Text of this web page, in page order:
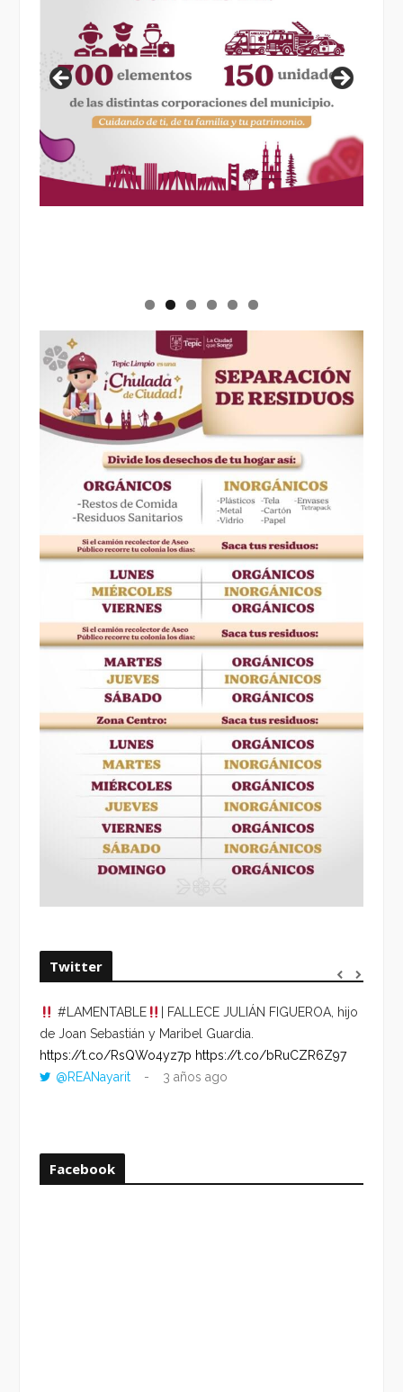
Twitter
#LAMENTABLE
| FALLECE JULIÁN FIGUEROA, hijo
de Joan Sebastián y Maribel Guardia.
https://t.co/RsQWo4yz7p https://t.co/bRuCZR6Z97
@REANayarit
3 años ago
Facebook